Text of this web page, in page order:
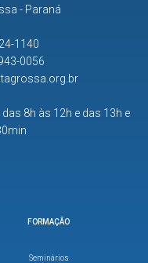
- Paraná
1140
0056
8h às 12h e das 13h e
FORMAÇÃO
Seminários